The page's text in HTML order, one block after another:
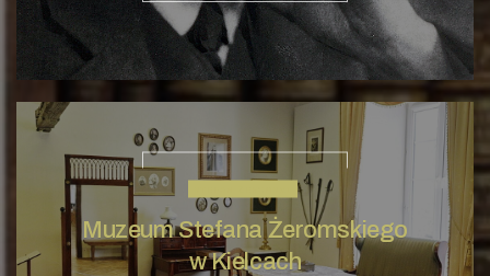
Muzeum Stefana Żeromskiego
w Kielcach